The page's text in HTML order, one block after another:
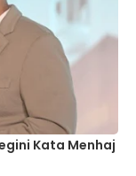
Kata Menhaj